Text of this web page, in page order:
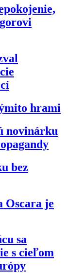
hrami
novinárku
bez
Oscara je
sa
s cieľom